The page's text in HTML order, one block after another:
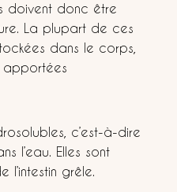
doivent donc être
La plupart de ces
dans le corps,
apportées
c’est-à-dire
l’eau. Elles sont
l’intestin grêle.